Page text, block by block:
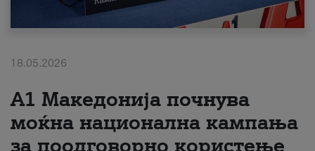
Надополни кредит
#ПодобарОнлајн
18.05.2026
A1 Македонија почнува
моќна национална кампања
за поодговорно користење